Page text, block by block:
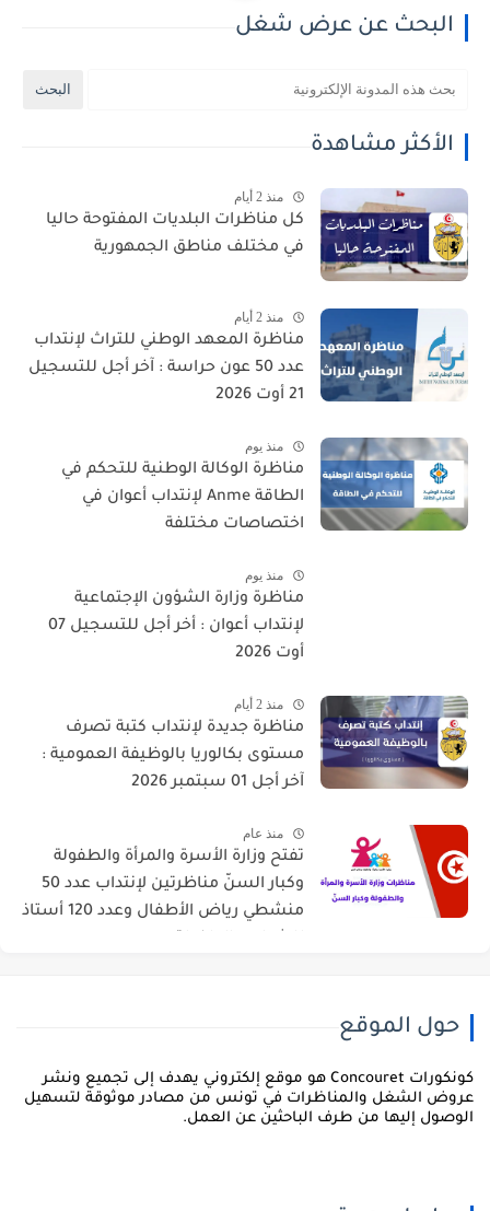
البحث عن عرض شغل
الأكثر مشاهدة
منذ 2 أيام
كل مناظرات البلديات المفتوحة حاليا
في مختلف مناطق الجمهورية
منذ 2 أيام
مناظرة المعهد الوطني للتراث لإنتداب
عدد 50 عون حراسة : آخر أجل للتسجيل
21 أوت 2026
منذ يوم
مناظرة الوكالة الوطنية للتحكم في
الطاقة Anme لإنتداب أعوان في
اختصاصات مختلفة
منذ يوم
مناظرة وزارة الشؤون الإجتماعية
لإنتداب أعوان : أخر أجل للتسجيل 07
أوت 2026
منذ 2 أيام
مناظرة جديدة لإنتداب كتبة تصرف
مستوى بكالوريا بالوظيفة العمومية :
آخر أجل 01 سبتمبر 2026
منذ عام
تفتح وزارة الأسرة والمرأة والطفولة
وكبار السنّ مناظرتين لإنتداب عدد 50
منشطي رياض الأطفال وعدد 120 أستاذ
حول الموقع
كونكورات Concouret هو موقع إلكتروني يهدف إلى تجميع ونشر
الشغل والمناظرات في تونس من مصادر موثوقة لتسهيل
إليها من طرف الباحثين عن العمل.